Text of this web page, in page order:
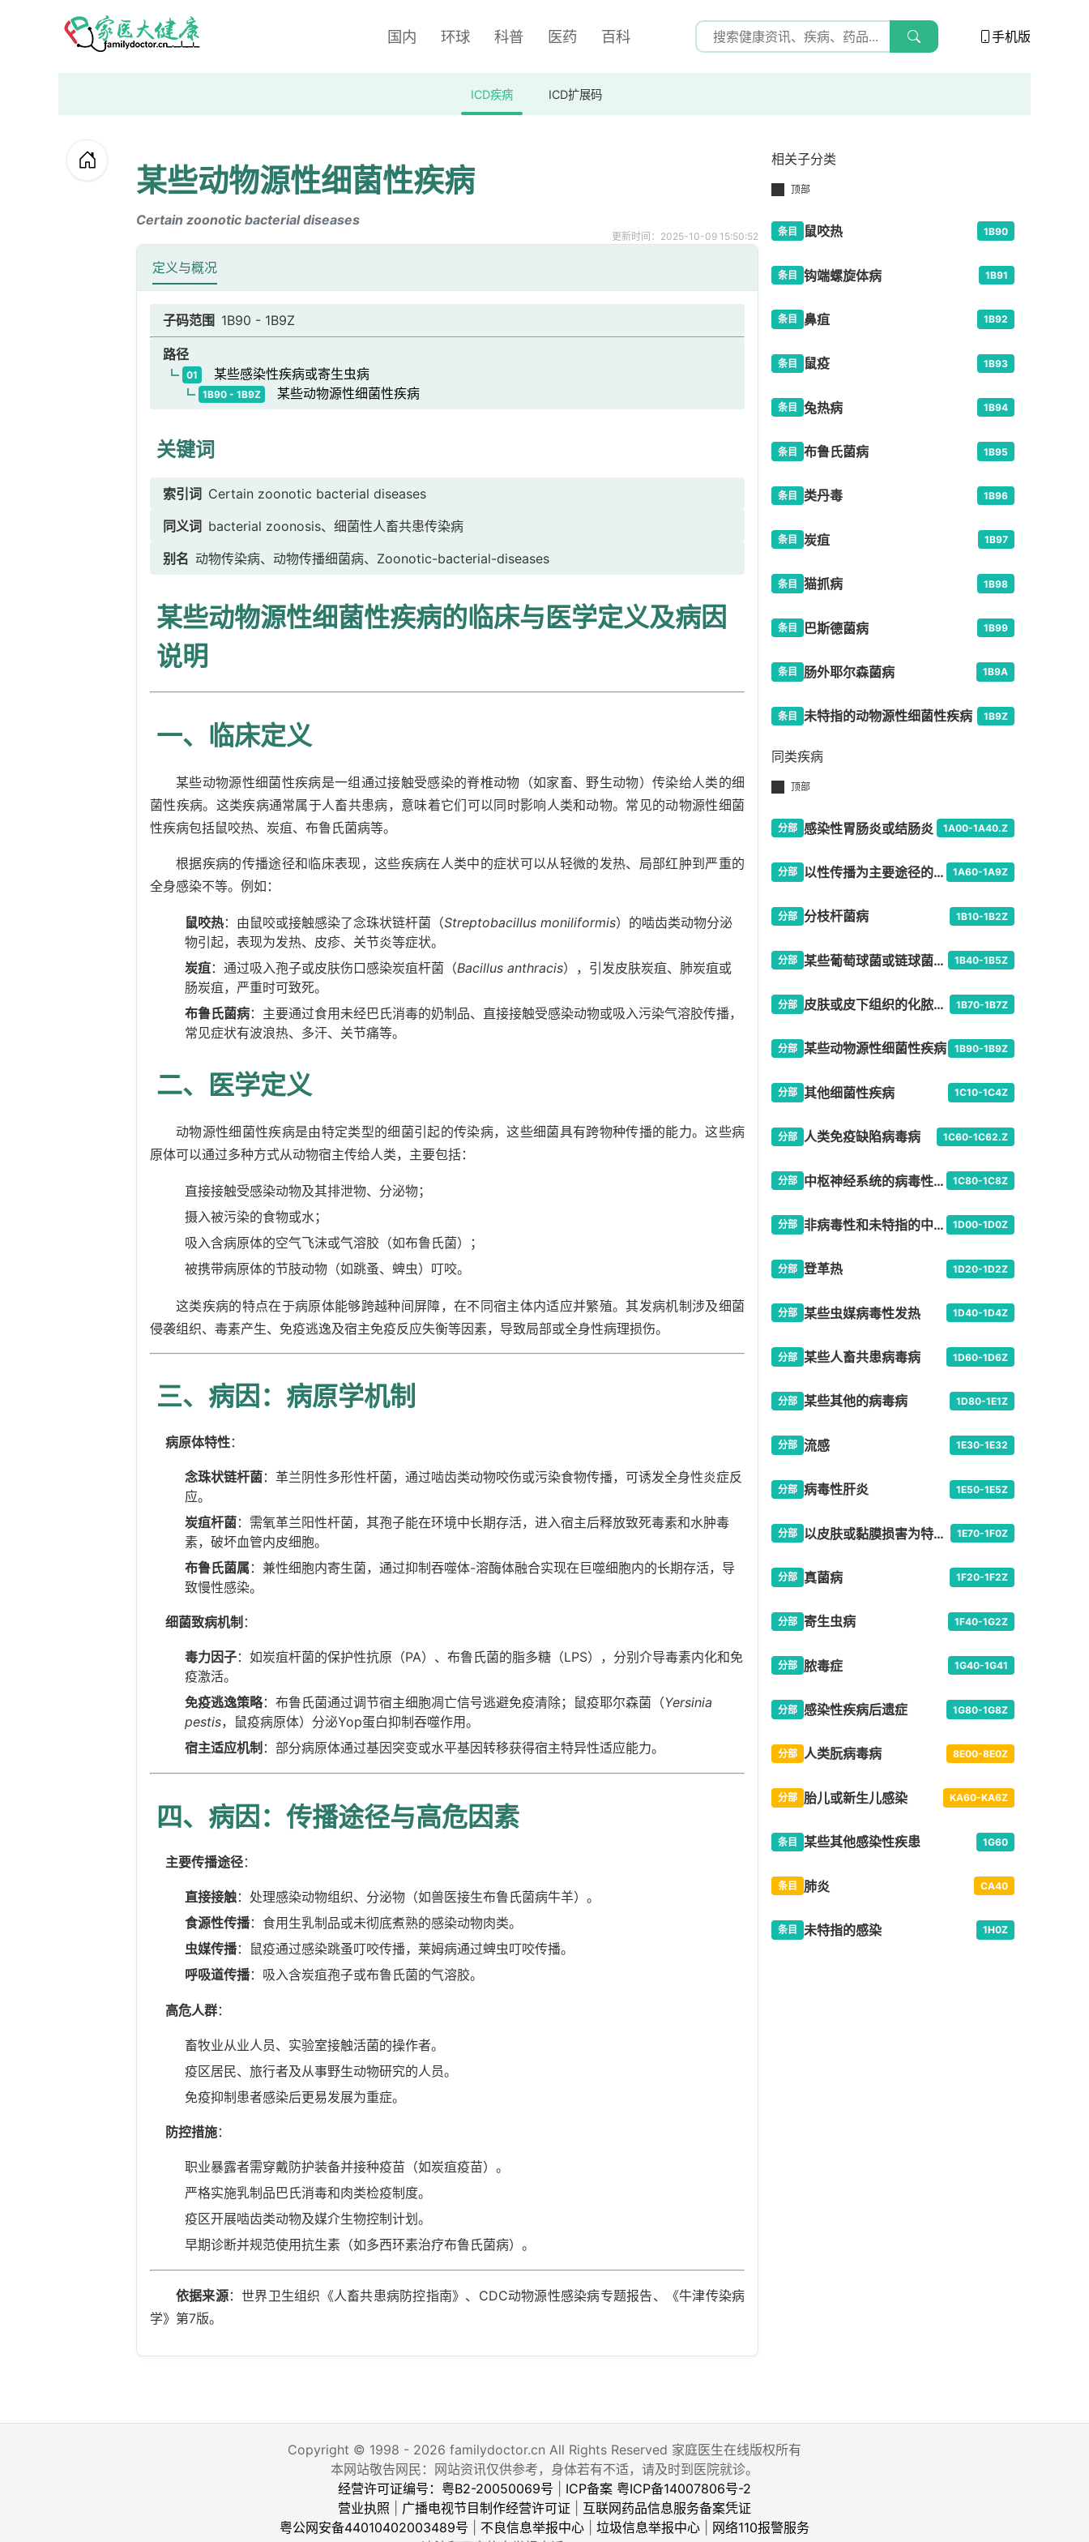
国内 环球 科普 医药 百科 手机版
ICD疾病 ICD扩展码
某些动物源性细菌性疾病
Certain zoonotic bacterial diseases
更新时间：2025-10-09 15:50:52
定义与概况
子码范围 1B90 - 1B9Z
路径
01 某些感染性疾病或寄生虫病
1B90 - 1B9Z 某些动物源性细菌性疾病
关键词
索引词 Certain zoonotic bacterial diseases
同义词 bacterial zoonosis、细菌性人畜共患传染病
别名 动物传染病、动物传播细菌病、Zoonotic-bacterial-diseases
某些动物源性细菌性疾病的临床与医学定义及病因
说明
一、临床定义
某些动物源性细菌性疾病是一组通过接触受感染的脊椎动物（如家畜、野生动物）传染给人类的细
菌性疾病。这类疾病通常属于人畜共患病，意味着它们可以同时影响人类和动物。常见的动物源性细菌
性疾病包括鼠咬热、炭疽、布鲁氏菌病等。
根据疾病的传播途径和临床表现，这些疾病在人类中的症状可以从轻微的发热、局部红肿到严重的
全身感染不等。例如：
鼠咬热：由鼠咬或接触感染了念珠状链杆菌（Streptobacillus moniliformis）的啮齿类动物分泌
物引起，表现为发热、皮疹、关节炎等症状。
炭疽：通过吸入孢子或皮肤伤口感染炭疽杆菌（Bacillus anthracis），引发皮肤炭疽、肺炭疽或
肠炭疽，严重时可致死。
布鲁氏菌病：主要通过食用未经巴氏消毒的奶制品、直接接触受感染动物或吸入污染气溶胶传播，
常见症状有波浪热、多汗、关节痛等。
二、医学定义
动物源性细菌性疾病是由特定类型的细菌引起的传染病，这些细菌具有跨物种传播的能力。这些病
原体可以通过多种方式从动物宿主传给人类，主要包括：
直接接触受感染动物及其排泄物、分泌物；
摄入被污染的食物或水；
吸入含病原体的空气飞沫或气溶胶（如布鲁氏菌）；
被携带病原体的节肢动物（如跳蚤、蜱虫）叮咬。
这类疾病的特点在于病原体能够跨越种间屏障，在不同宿主体内适应并繁殖。其发病机制涉及细菌
侵袭组织、毒素产生、免疫逃逸及宿主免疫反应失衡等因素，导致局部或全身性病理损伤。
三、病因：病原学机制
病原体特性：
念珠状链杆菌：革兰阴性多形性杆菌，通过啮齿类动物咬伤或污染食物传播，可诱发全身性炎症反
应。
炭疽杆菌：需氧革兰阳性杆菌，其孢子能在环境中长期存活，进入宿主后释放致死毒素和水肿毒
素，破坏血管内皮细胞。
布鲁氏菌属 ：兼性细胞内寄生菌，通过抑制吞噬体-溶酶体融合实现在巨噬细胞内的长期存活，导
致慢性感染。
细菌致病机制 ：
毒力因子：如炭疽杆菌的保护性抗原（PA）、布鲁氏菌的脂多糖（LPS），分别介导毒素内化和免
疫激活。
免疫逃逸策略：布鲁氏菌通过调节宿主细胞凋亡信号逃避免疫清除；鼠疫耶尔森菌（Yersinia
pestis，鼠疫病原体）分泌Yop蛋白抑制吞噬作用。
宿主适应机制 ：部分病原体通过基因突变或水平基因转移获得宿主特异性适应能力。
四、病因：传播途径与高危因素
主要传播途径：
直接接触：处理感染动物组织、分泌物（如兽医接生布鲁氏菌病牛羊）。
食源性传播：食用生乳制品或未彻底煮熟的感染动物肉类。
虫媒传播：鼠疫通过感染跳蚤叮咬传播，莱姆病通过蜱虫叮咬传播。
呼吸道传播：吸入含炭疽孢子或布鲁氏菌的气溶胶。
高危人群：
畜牧业从业人员、实验室接触活菌的操作者。
疫区居民、旅行者及从事野生动物研究的人员。
免疫抑制患者感染后更易发展为重症。
防控措施：
职业暴露者需穿戴防护装备并接种疫苗（如炭疽疫苗）。
严格实施乳制品巴氏消毒和肉类检疫制度。
疫区开展啮齿类动物及媒介生物控制计划。
早期诊断并规范使用抗生素（如多西环素治疗布鲁氏菌病）。
依据来源：世界卫生组织《人畜共患病防控指南》、CDC动物源性感染病专题报告、《牛津传染病
学》第7版。
相关子分类
顶部
条目 鼠咬热 1B90
条目 钩端螺旋体病 1B91
条目 鼻疽 1B92
条目 鼠疫 1B93
条目 兔热病 1B94
条目 布鲁氏菌病 1B95
条目 类丹毒 1B96
条目 炭疽 1B97
条目 猫抓病 1B98
条目 巴斯德菌病 1B99
条目 肠外耶尔森菌病 1B9A
条目 未特指的动物源性细菌性疾病 1B9Z
同类疾病
顶部
分部 感染性胃肠炎或结肠炎 1A00-1A40.Z
分部 以性传播为主要途径的感染性疾患 1A60-1A9Z
分部 分枝杆菌病 1B10-1B2Z
分部 某些葡萄球菌或链球菌性疾病 1B40-1B5Z
分部 皮肤或皮下组织的化脓性细菌感染 1B70-1B7Z
分部 某些动物源性细菌性疾病 1B90-1B9Z
分部 其他细菌性疾病 1C10-1C4Z
分部 人类免疫缺陷病毒病 1C60-1C62.Z
分部 中枢神经系统的病毒性感染 1C80-1C8Z
分部 非病毒性和未特指的中枢神经系统感染 1D00-1D0Z
分部 登革热 1D20-1D2Z
分部 某些虫媒病毒性发热 1D40-1D4Z
分部 某些人畜共患病毒病 1D60-1D6Z
分部 某些其他的病毒病 1D80-1E1Z
分部 流感 1E30-1E32
分部 病毒性肝炎 1E50-1E5Z
分部 以皮肤或黏膜损害为特征的病毒感染 1E70-1F0Z
分部 真菌病 1F20-1F2Z
分部 寄生虫病 1F40-1G2Z
分部 脓毒症 1G40-1G41
分部 感染性疾病后遗症 1G80-1G8Z
分部 人类朊病毒病 8E00-8E0Z
分部 胎儿或新生儿感染 KA60-KA6Z
条目 某些其他感染性疾患 1G60
条目 肺炎 CA40
条目 未特指的感染 1H0Z
Copyright © 1998 - 2026 familydoctor.cn All Rights Reserved 家庭医生在线版权所有
本网站敬告网民：网站资讯仅供参考，身体若有不适，请及时到医院就诊。
经营许可证编号：粤B2-20050069号
ICP备案 粤ICP备14007806号-2
营业执照
广播电视节目制作经营许可证
互联网药品信息服务备案凭证
粤公网安备44010402003489号
不良信息举报中心 垃圾信息举报中心
网络110报警服务